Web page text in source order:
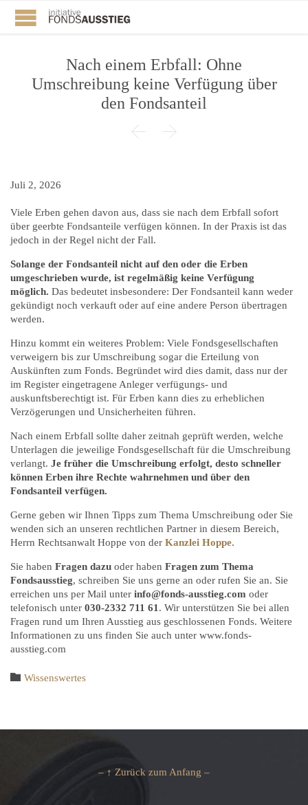
Nach einem Erbfall: Ohne
Umschreibung keine Verfügung über
den Fondsanteil
 
Juli 2, 2026
Viele Erben gehen davon aus, dass sie nach dem Erbfall sofort
über geerbte Fondsanteile verfügen können. In der Praxis ist das
jedoch in der Regel nicht der Fall.
Solange der Fondsanteil nicht auf den oder die Erben
umgeschrieben wurde, ist regelmäßig keine Verfügung
möglich. Das bedeutet insbesondere: Der Fondsanteil kann weder
gekündigt noch verkauft oder auf eine andere Person übertragen
werden.
Hinzu kommt ein weiteres Problem: Viele Fondsgesellschaften
verweigern bis zur Umschreibung sogar die Erteilung von
Auskünften zum Fonds. Begründet wird dies damit, dass nur der
im Register eingetragene Anleger verfügungs- und
auskunftsberechtigt ist. Für Erben kann dies zu erheblichen
Verzögerungen und Unsicherheiten führen.
Nach einem Erbfall sollte daher zeitnah geprüft werden, welche
Unterlagen die jeweilige Fondsgesellschaft für die Umschreibung
verlangt. Je früher die Umschreibung erfolgt, desto schneller
können Erben ihre Rechte wahrnehmen und über den
Fondsanteil verfügen.
Gerne geben wir Ihnen Tipps zum Thema Umschreibung oder Sie
wenden sich an unseren rechtlichen Partner in diesem Bereich,
Herrn Rechtsanwalt Hoppe von der Kanzlei Hoppe.
Sie haben Fragen dazu oder haben Fragen zum Thema
Fondsausstieg, schreiben Sie uns gerne an oder rufen Sie an. Sie
erreichen uns per Mail unter info@fonds-ausstieg.com oder
telefonisch unter 030-2332 711 61 . Wir unterstützen Sie bei allen
Fragen rund um Ihren Ausstieg aus geschlossenen Fonds. Weitere
Informationen zu uns finden Sie auch unter www.fonds-
ausstieg.com
 Category
Wissenswertes
– ↑ Zurück zum Anfang –